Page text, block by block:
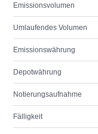
Emissionsvolumen
Umlaufendes Volumen
Emissionswährung
Depotwährung
Notierungsaufnahme
Fälligkeit